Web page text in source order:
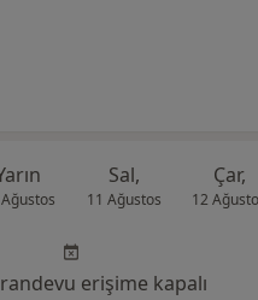
Sal,
11 Ağustos
Çar,
12
erişime kapalı